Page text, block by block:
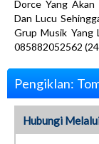
Dorce Yang Akan
Dan Lucu
Grup Musik Yang
085882052562 (24
Pengiklan:
Hubungi